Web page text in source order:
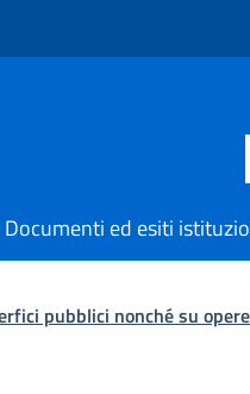
Documenti ed esiti
pubblici nonché su